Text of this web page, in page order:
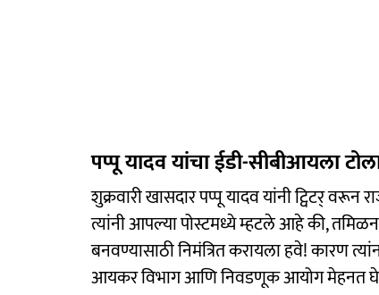
पप्पू यादव यांचा ईडी-सीबीआयला
शुक्रवारी खासदार पप्पू यादव यांनी ट्विटर्
त्यांनी आपल्या पोस्टमध्ये म्हटले आहे की,
बनवण्यासाठी निमंत्रित करायला हवे! कारण
आयकर विभाग आणि निवडणूक आयोग मेहनत